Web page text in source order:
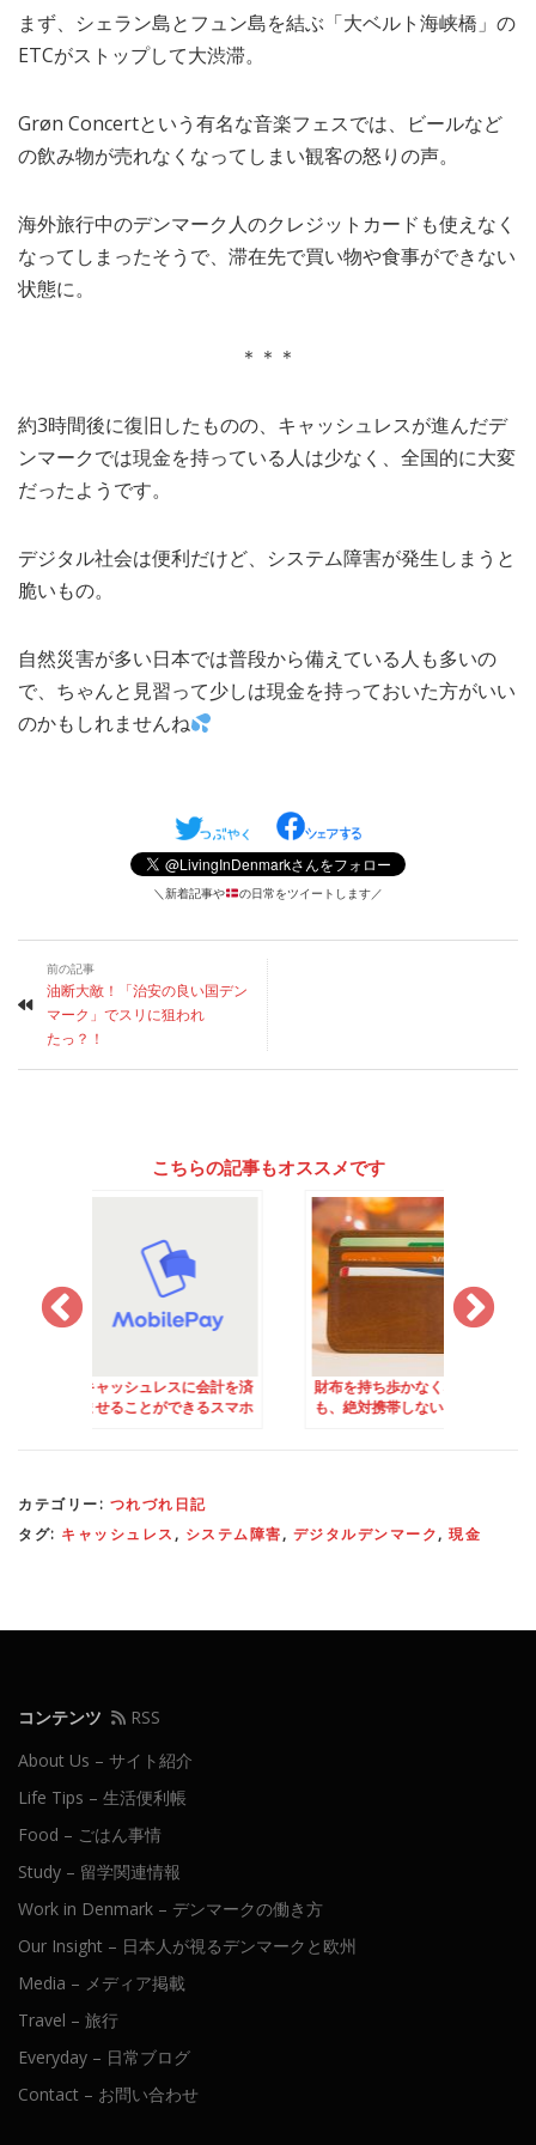
まず、シェラン島とフュン島を結ぶ「大ベルト海峡橋」の
ETCがストップして大渋滞。
Grøn Concertという有名な音楽フェスでは、ビールなど
の飲み物が売れなくなってしまい観客の怒りの声。
海外旅行中のデンマーク人のクレジットカードも使えなく
なってしまったそうで、滞在先で買い物や食事ができない
状態に。
＊＊＊
約3時間後に復旧したものの、キャッシュレスが進んだデ
ンマークでは現金を持っている人は少なく、全国的に大変
だったようです。
デジタル社会は便利だけど、システム障害が発生しまうと
脆いもの。
自然災害が多い日本では普段から備えている人も多いの
で、ちゃんと見習って少しは現金を持っておいた方がいい
のかもしれませんね
＼新着記事や の日常をツイートします／
前の記事
油断大敵！「治安の良い国デン
マーク」でスリに狙われ
たっ？！
こちらの記事もオススメです
レスに会計を済
ができるスマホ
財布を持ち歩かなくなって
も、絶対携帯しないといけ
寄付やチップもキャ
レス！
カテゴリー: つれづれ日記
タグ: キャッシュレス , システム障害, デジタルデンマーク, 現金
コンテンツ
RSS
About Us – サイト紹介
Life Tips – 生活便利帳
Food – ごはん事情
Study – 留学関連情報
Work in Denmark – デンマークの働き方
Our Insight – 日本人が視るデンマークと欧州
Media – メディア掲載
Travel – 旅行
Everyday – 日常ブログ
Contact – お問い合わせ